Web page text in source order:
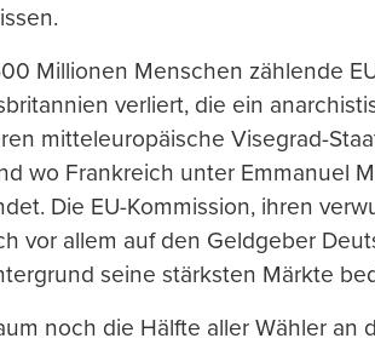
Millionen Menschen zählende
verliert, die ein
mitteleuropäische Visegrad-
wo Frankreich unter Emmanuel
Die EU-Kommission, ihren
vor allem auf den Geldgeber
seine stärksten Märkte
noch die Hälfte aller Wähler an